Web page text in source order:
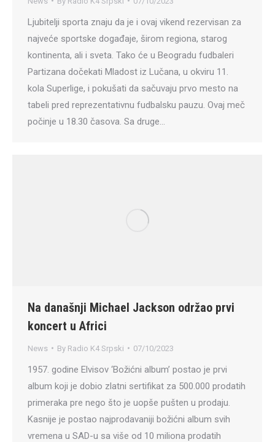
Ljubitelji sporta znaju da je i ovaj vikend rezervisan za
najveće sportske događaje, širom regiona, starog
kontinenta, ali i sveta. Tako će u Beogradu fudbaleri
Partizana dočekati Mladost iz Lučana, u okviru 11.
kola Superlige, i pokušati da sačuvaju prvo mesto na
tabeli pred reprezentativnu fudbalsku pauzu. Ovaj meč
počinje u 18.30 časova. Sa druge…
Na današnji Michael Jackson održao prvi
koncert u Africi
News By Radio K4 Srpski 07/10/2023
1957. godine Elvisov ‘Božićni album’ postao je prvi
album koji je dobio zlatni sertifikat za 500.000 prodatih
primeraka pre nego što je uopše pušten u prodaju.
Kasnije je postao najprodavaniji božićni album svih
vremena u SAD-u sa više od 10 miliona prodatih